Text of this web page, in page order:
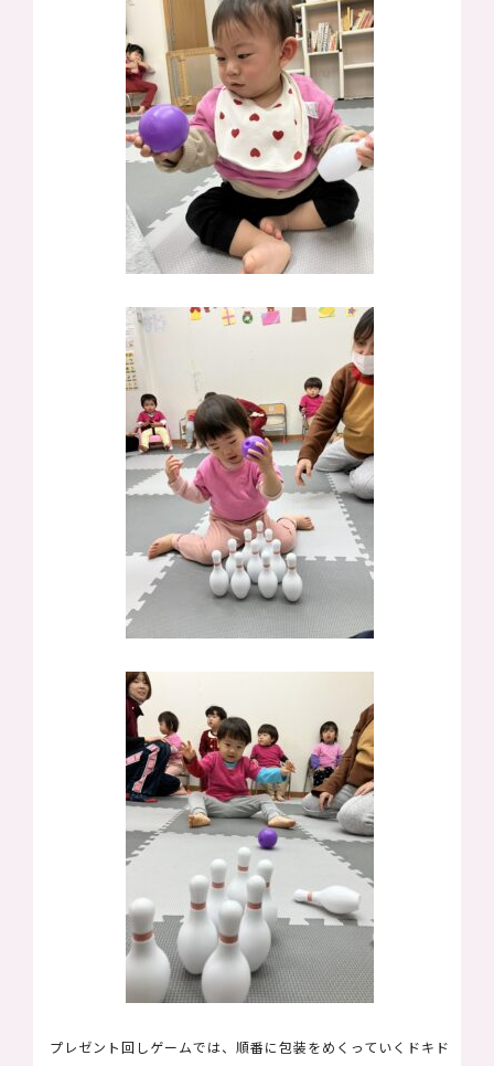
プレゼント回しゲームでは、順番に包装をめくっていくドキド